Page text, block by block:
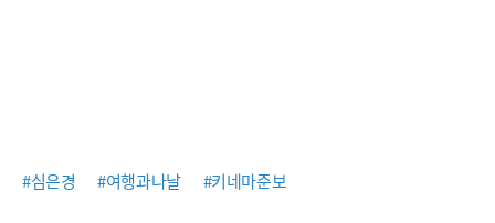
#심은경 #여행과나날 #키네마준보